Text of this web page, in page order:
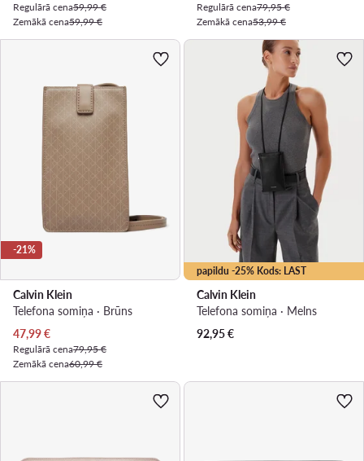
Regulārā cena59,99 €
Zemākā cena59,99 €
Regulārā cena79,95 €
Zemākā cena53,99 €
-21%
Calvin Klein
Telefona somiņa · Brūns
Pašreizējā cena
47,99€
Regulārā cena79,95 €
Zemākā cena60,99 €
papildu -25% Kods: LAST
Calvin Klein
Telefona somiņa · Melns
92,95€